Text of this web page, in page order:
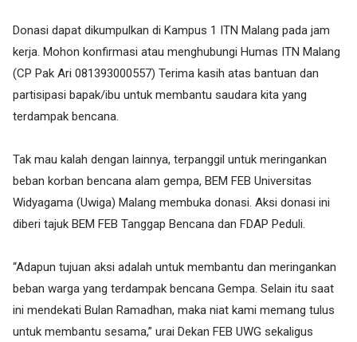
Donasi dapat dikumpulkan di Kampus 1 ITN Malang pada jam
kerja. Mohon konfirmasi atau menghubungi Humas ITN Malang
(CP Pak Ari 081393000557) Terima kasih atas bantuan dan
partisipasi bapak/ibu untuk membantu saudara kita yang
terdampak bencana.
Tak mau kalah dengan lainnya, terpanggil untuk meringankan
beban korban bencana alam gempa, BEM FEB Universitas
Widyagama (Uwiga) Malang membuka donasi. Aksi donasi ini
diberi tajuk BEM FEB Tanggap Bencana dan FDAP Peduli.
“Adapun tujuan aksi adalah untuk membantu dan meringankan
beban warga yang terdampak bencana Gempa. Selain itu saat
ini mendekati Bulan Ramadhan, maka niat kami memang tulus
untuk membantu sesama,” urai Dekan FEB UWG sekaligus